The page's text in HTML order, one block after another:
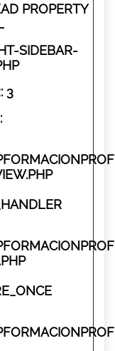
PROPERTY
SIDEBAR-
3